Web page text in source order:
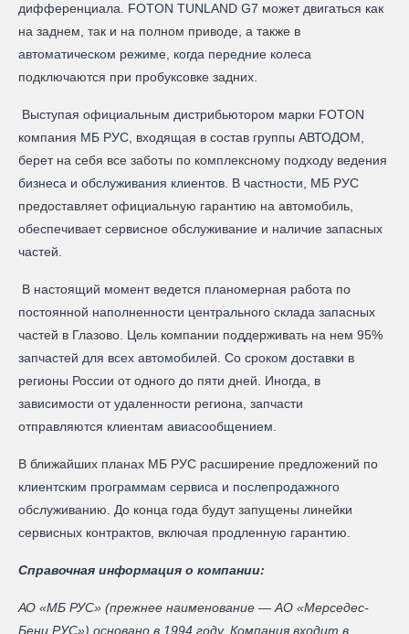
дифференциала. FOTON TUNLAND G7 может двигаться как
на заднем, так и на полном приводе, а также в
автоматическом режиме, когда передние колеса
подключаются при пробуксовке задних.
Выступая официальным дистрибьютором марки FOTON
компания МБ РУС, входящая в состав группы АВТОДОМ,
берет на себя все заботы по комплексному подходу ведения
бизнеса и обслуживания клиентов. В частности, МБ РУС
предоставляет официальную гарантию на автомобиль,
обеспечивает сервисное обслуживание и наличие запасных
частей.
В настоящий момент ведется планомерная работа по
постоянной наполненности центрального склада запасных
частей в Глазово. Цель компании поддерживать на нем 95%
запчастей для всех автомобилей. Со сроком доставки в
регионы России от одного до пяти дней. Иногда, в
зависимости от удаленности региона, запчасти
отправляются клиентам авиасообщением.
В ближайших планах МБ РУС расширение предложений по
клиентским программам сервиса и послепродажного
обслуживанию. До конца года будут запущены линейки
сервисных контрактов, включая продленную гарантию.
Справочная информация о компании:
АО «МБ РУС» (прежнее наименование — AO «Мерседес-
Бенц PУC») основано в 1994 году. Компания входит в